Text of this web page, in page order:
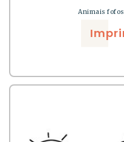
Animais